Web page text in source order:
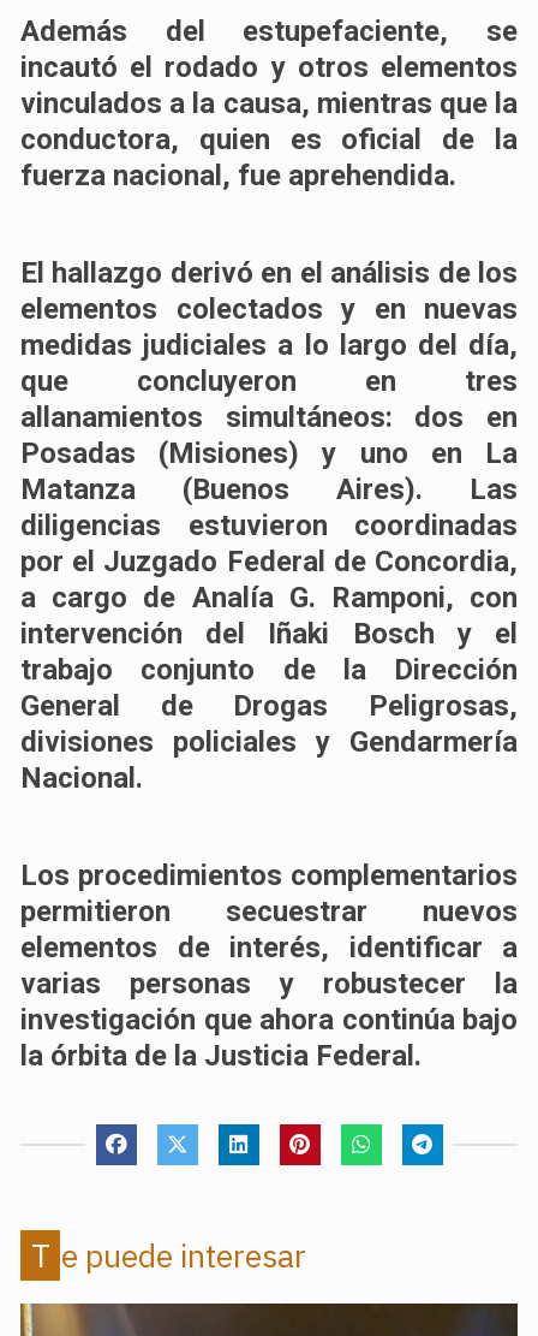
Además del estupefaciente, se
incautó el rodado y otros elementos
vinculados a la causa, mientras que la
conductora, quien es oficial de la
fuerza nacional, fue aprehendida.
El hallazgo derivó en el análisis de los
elementos colectados y en nuevas
medidas judiciales a lo largo del día,
que concluyeron en tres
allanamientos simultáneos: dos en
Posadas (Misiones) y uno en La
Matanza (Buenos Aires). Las
diligencias estuvieron coordinadas
por el Juzgado Federal de Concordia,
a cargo de Analía G. Ramponi, con
intervención del Iñaki Bosch y el
trabajo conjunto de la Dirección
General de Drogas Peligrosas,
divisiones policiales y Gendarmería
Nacional.
Los procedimientos complementarios
permitieron secuestrar nuevos
elementos de interés, identificar a
varias personas y robustecer la
investigación que ahora continúa bajo
la órbita de la Justicia Federal.
Te puede interesar